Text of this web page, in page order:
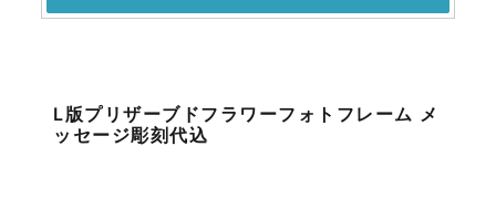
L版プリザーブドフラワーフォトフレーム メ
ッセージ彫刻代込